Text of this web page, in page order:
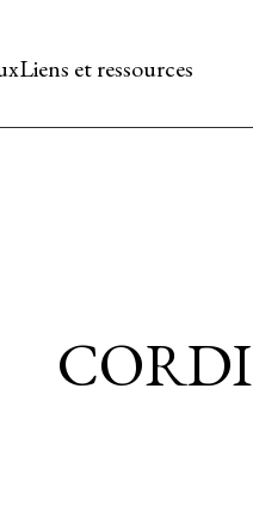
Liens et ressources